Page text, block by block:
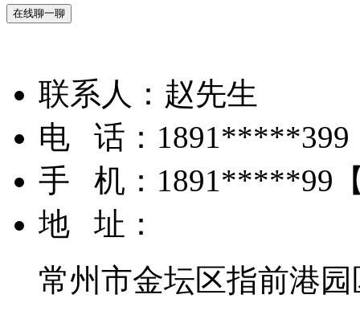
在线聊一聊
联系人： 赵先生
电 话： 1891*****399
手 机： 1891*****99
地 址：
常州市金坛区指前港